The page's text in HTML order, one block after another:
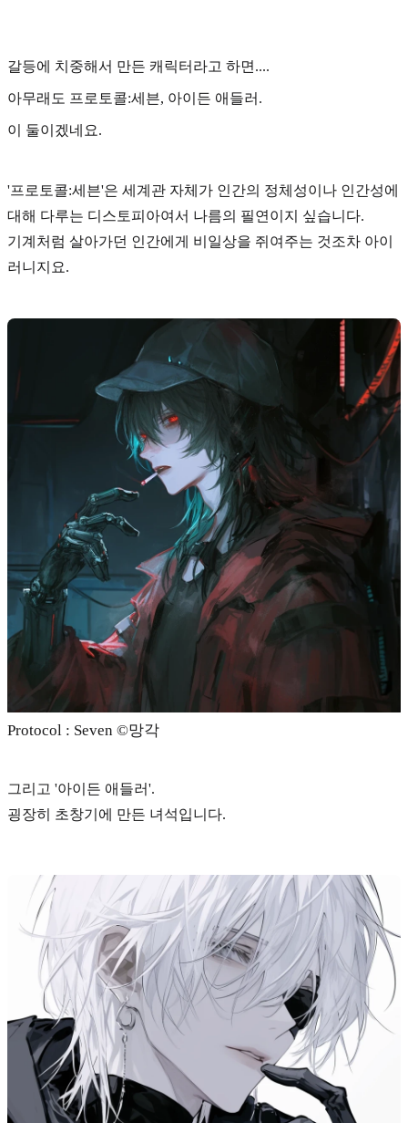
갈등에 치중해서 만든 캐릭터라고 하면....
아무래도 프로토콜:세븐, 아이든 애들러.
이 둘이겠네요.
'프로토콜:세븐'은 세계관 자체가 인간의 정체성이나 인간성에
대해 다루는 디스토피아여서 나름의 필연이지 싶습니다.
기계처럼 살아가던 인간에게 비일상을 쥐여주는 것조차 아이
러니지요.
Protocol : Seven ©️망각
그리고 '아이든 애들러'.
굉장히 초창기에 만든 녀석입니다.